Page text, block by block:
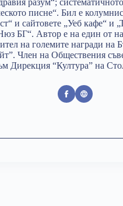
разум“;
писне“. Бил е
и сайтовете „Уеб кафе“ и
БГ“. Автор е на един от
на големите награди на
Член на Обществения
Дирекция “Култура” на